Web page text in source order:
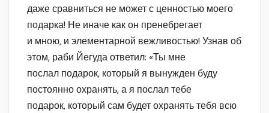
даже сравниться не может с ценностью моего
подарка! Не иначе как он пренебрегает
и мною, и элементарной вежливостью! Узнав об
этом, раби Йегуда ответил: «Ты мне
послал подарок, который я вынужден буду
постоянно охранять, а я послал тебе
подарок, который сам будет охранять тебя всю